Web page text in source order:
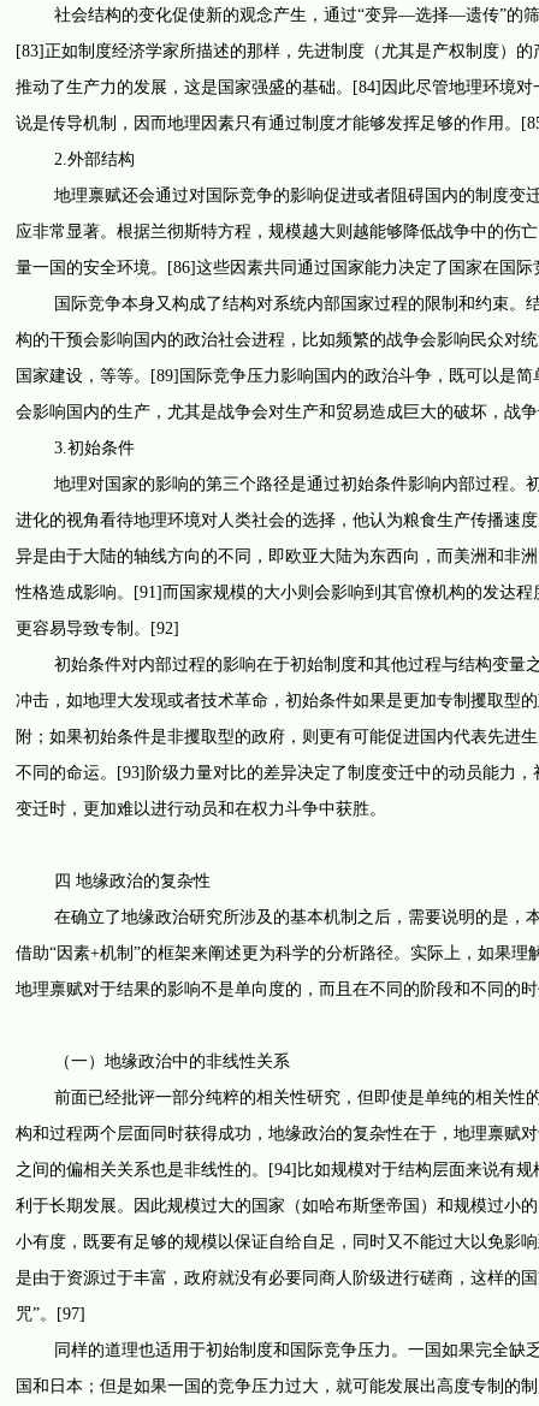
社会结构的变化促使新的观念产生，通过“变异—选择—遗传”的筛
[83]正如制度经济学家所描述的那样，先进制度（尤其是产权制度）
推动了生产力的发展，这是国家强盛的基础。[84]因此尽管地理环境
说是传导机制，因而地理因素只有通过制度才能够发挥足够的作用。
2.外部结构
地理禀赋还会通过对国际竞争的影响促进或者阻碍国内的制度变
应非常显著。根据兰彻斯特方程，规模越大则越能够降低战争中的伤
量一国的安全环境。[86]这些因素共同通过国家能力决定了国家在国际
国际竞争本身又构成了结构对系统内部国家过程的限制和约束。
构的干预会影响国内的政治社会进程，比如频繁的战争会影响民众对
国家建设，等等。[89]国际竞争压力影响国内的政治斗争，既可以是
会影响国内的生产，尤其是战争会对生产和贸易造成巨大的破坏，战
3.初始条件
地理对国家的影响的第三个路径是通过初始条件影响内部过程。
进化的视角看待地理环境对人类社会的选择，他认为粮食生产传播速
异是由于大陆的轴线方向的不同，即欧亚大陆为东西向，而美洲和非
性格造成影响。[91]而国家规模的大小则会影响到其官僚机构的发达
更容易导致专制。[92]
初始条件对内部过程的影响在于初始制度和其他过程与结构变量
冲击，如地理大发现或者技术革命，初始条件如果是更加专制攫取型
附；如果初始条件是非攫取型的政府，则更有可能促进国内代表先进
不同的命运。[93]阶级力量对比的差异决定了制度变迁中的动员能力
变迁时，更加难以进行动员和在权力斗争中获胜。
四 地缘政治的复杂性
在确立了地缘政治研究所涉及的基本机制之后，需要说明的是，
借助“因素+机制”的框架来阐述更为科学的分析路径。实际上，如果
地理禀赋对于结果的影响不是单向度的，而且在不同的阶段和不同的
（一）地缘政治中的非线性关系
前面已经批评一部分纯粹的相关性研究，但即使是单纯的相关性
构和过程两个层面同时获得成功，地缘政治的复杂性在于，地理禀赋
之间的偏相关关系也是非线性的。[94]比如规模对于结构层面来说有
利于长期发展。因此规模过大的国家（如哈布斯堡帝国）和规模过小
小有度，既要有足够的规模以保证自给自足，同时又不能过大以免影
是由于资源过于丰富，政府就没有必要同商人阶级进行磋商，这样的
咒”。[97]
同样的道理也适用于初始制度和国际竞争压力。一国如果完全缺
国和日本；但是如果一国的竞争压力过大，就可能发展出高度专制的